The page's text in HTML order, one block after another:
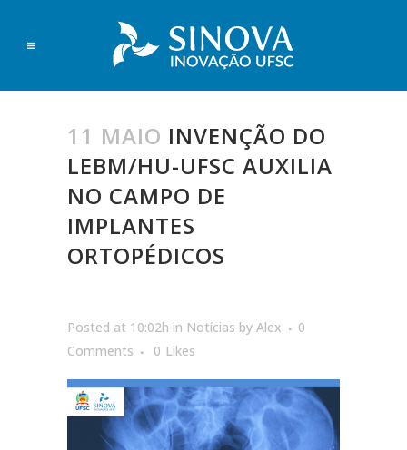
11 MAIO INVENÇÃO DO
LEBM/HU-UFSC AUXILIA
NO CAMPO DE
IMPLANTES
ORTOPÉDICOS
Posted at 10:02h in Notícias by Alex
0
Comments
0 Likes